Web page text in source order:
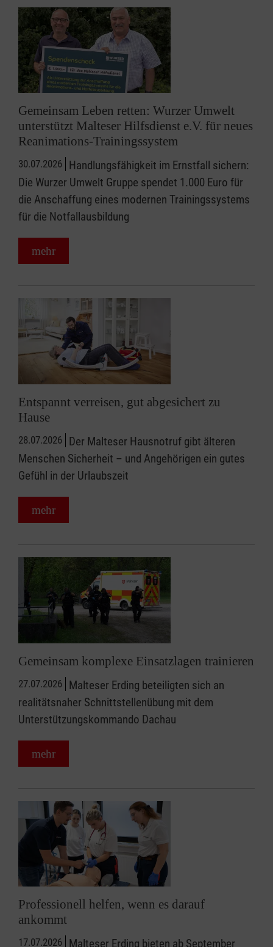
Gemeinsam Leben retten: Wurzer Umwelt
unterstützt Malteser Hilfsdienst e.V. für neues
Reanimations-Trainingssystem
30.07.2026 Handlungsfähigkeit im Ernstfall sichern:
Die Wurzer Umwelt Gruppe spendet 1.000 Euro für
die Anschaffung eines modernen Trainingssystems
für die Notfallausbildung
mehr
Entspannt verreisen, gut abgesichert zu
Hause
28.07.2026 Der Malteser Hausnotruf gibt älteren
Menschen Sicherheit – und Angehörigen ein gutes
Gefühl in der Urlaubszeit
mehr
Gemeinsam komplexe Einsatzlagen trainieren
27.07.2026 Malteser Erding beteiligten sich an
realitätsnaher Schnittstellenübung mit dem
Unterstützungskommando Dachau
mehr
Professionell helfen, wenn es darauf
ankommt
17.07.2026 Malteser Erding bieten ab September